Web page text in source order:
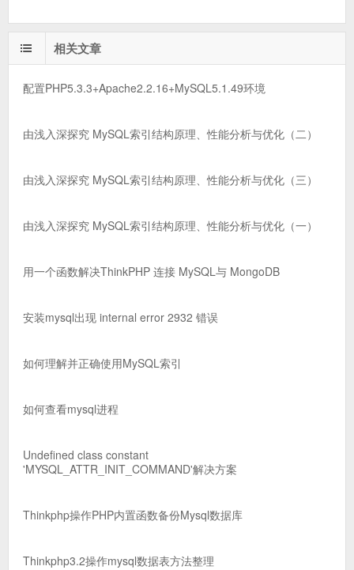
相关文章
配置PHP5.3.3+Apache2.2.16+MySQL5.1.49环境
由浅入深探究 MySQL索引结构原理、性能分析与优化（二）
由浅入深探究 MySQL索引结构原理、性能分析与优化（三）
由浅入深探究 MySQL索引结构原理、性能分析与优化（一）
用一个函数解决ThinkPHP 连接 MySQL与 MongoDB
安装mysql出现 internal error 2932 错误
如何理解并正确使用MySQL索引
如何查看mysql进程
Undefined class constant
'MYSQL_ATTR_INIT_COMMAND'解决方案
Thinkphp操作PHP内置函数备份Mysql数据库
Thinkphp3.2操作mysql数据表方法整理